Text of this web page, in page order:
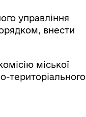
управління
внести
міської
територіального